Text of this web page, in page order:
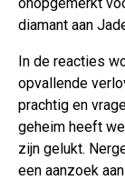
diamant aan
In de reacties
opvallende
prachtig en
geheim heeft
zijn gelukt.
een aanzoek